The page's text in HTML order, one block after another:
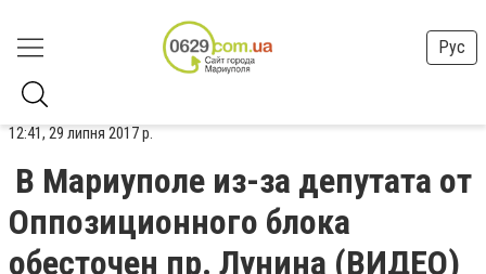
Рус
12:41, 29 липня 2017 р.
В Мариуполе из-за депутата от
Оппозиционного блока
обесточен пр. Лунина (ВИДЕО)